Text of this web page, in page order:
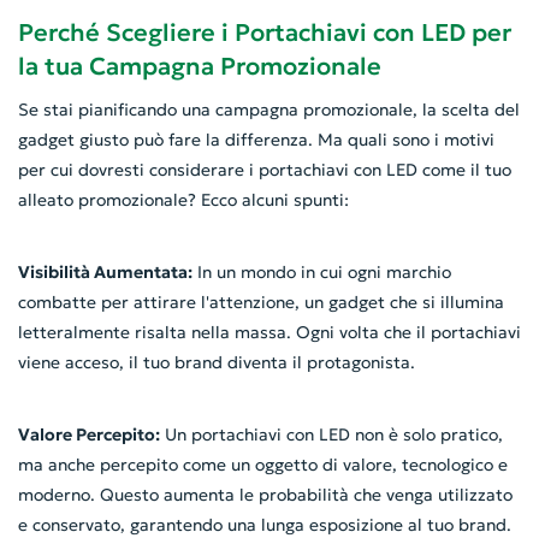
Perché Scegliere i Portachiavi con LED per
la tua Campagna Promozionale
Se stai pianificando una campagna promozionale, la scelta del
gadget giusto può fare la differenza. Ma quali sono i motivi
per cui dovresti considerare i portachiavi con LED come il tuo
alleato promozionale? Ecco alcuni spunti:
Visibilità Aumentata: In un mondo in cui ogni marchio
combatte per attirare l'attenzione, un gadget che si illumina
letteralmente risalta nella massa. Ogni volta che il portachiavi
viene acceso, il tuo brand diventa il protagonista.
Valore Percepito: Un portachiavi con LED non è solo pratico,
ma anche percepito come un oggetto di valore, tecnologico e
moderno. Questo aumenta le probabilità che venga utilizzato
e conservato, garantendo una lunga esposizione al tuo brand.